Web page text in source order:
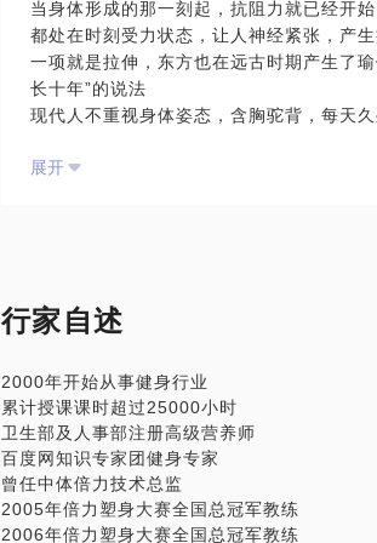
授课时间：课程原则上每月第一周的周六
授课人数：5人起授，上限8人 ，如果一
授课地点：国贸某健身会所
当身体形成的那一刻起，抗阻力就已经开
都处在时刻受力状态，让人神经紧张，产
一项就是拉伸，东方也在远古时期产生了
长十年”的说法
现代人不重视身体姿态，含胸驼背，每天
背部肌就会僵硬；保持一种姿势看电脑，
放松肌肉，促进血液进入肌肉中，排出乳
量运动后的拉伸，可以减缓肌肉酸痛，提
缓解肌肉紧张与疲劳，促进血液循环，使
提高身体的协调与稳定性；
能增大身体的运动范围， 防止肌肉拉伤；
能让你的肌肉更加紧致，线条越来越清晰；
能让你心情舒畅，减少压力，放松神经，
拉伸不受年龄，性别限制， 不论身体好坏
展开
行家自述
2000年开始从事健身行业
累计授课课时超过25000小时
卫生部及人事部注册高级营养师
百度网知识专家团健身专家
曾任中体倍力技术总监
2005年倍力塑身大赛全国总冠军教练
2006年倍力塑身大赛全国总冠军教练